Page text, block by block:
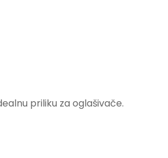
priliku za oglašivače.